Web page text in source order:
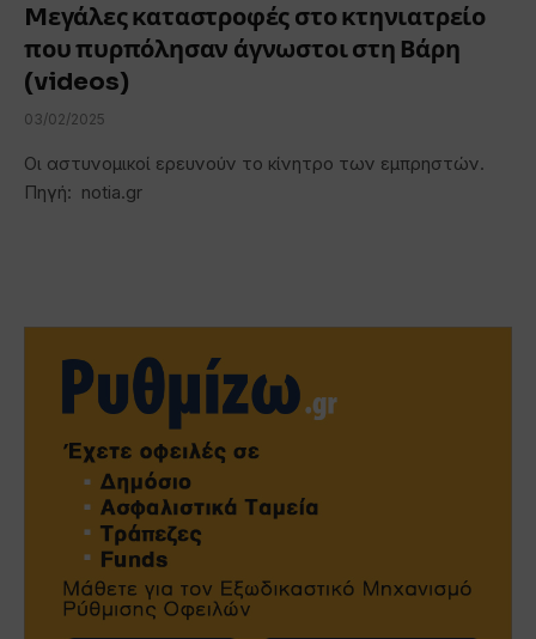
Mεγάλες καταστροφές στο κτηνιατρείο
που πυρπόλησαν άγνωστοι στη Βάρη
(videos)
03/02/2025
Οι αστυνομικοί ερευνούν το κίνητρο των εμπρηστών.
Πηγή: notia.gr